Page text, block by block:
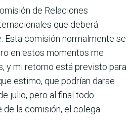
de Relaciones
que deberá
Esta comisión normalmente se
en estos momentos me
y mi retorno está previsto para
estimo, que podrían darse
julio, pero al final todo
la comisión, el colega